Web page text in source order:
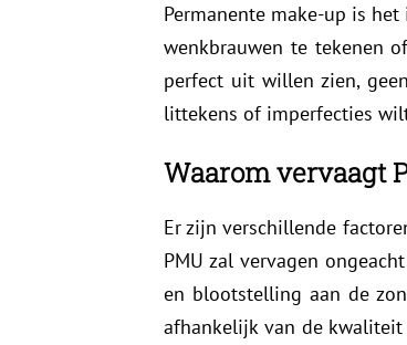
Permanente make-up is
wenkbrauwen te tekenen
perfect uit willen zien,
littekens of imperfecties
Waarom vervaagt
Er zijn verschillende
PMU zal vervagen
en blootstelling aan de
afhankelijk van de